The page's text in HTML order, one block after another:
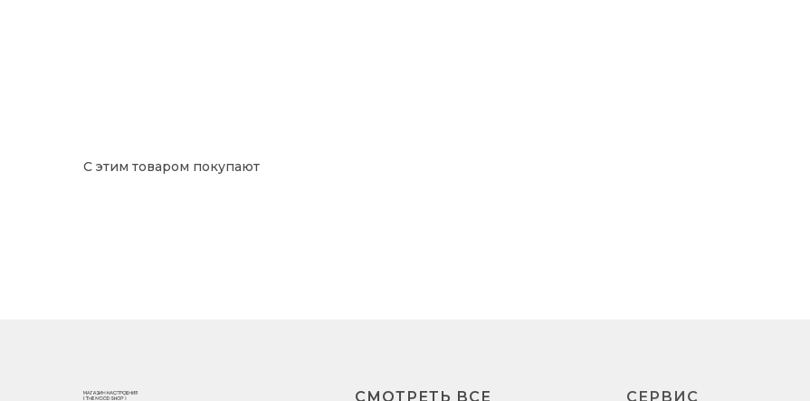
С этим товаром покупают
СМОТРЕТЬ ВСЕ СЕРВИС